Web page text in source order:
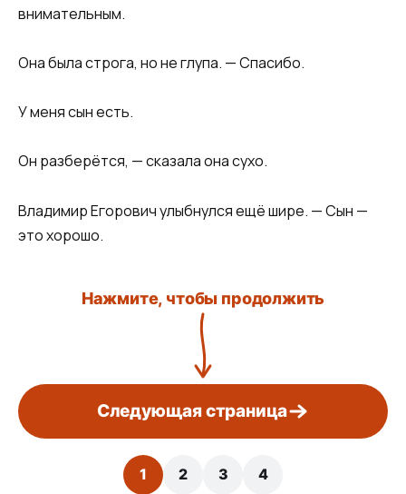
внимательным.
Она была строга, но не глупа. — Спасибо.
У меня сын есть.
Он разберётся, — сказала она сухо.
Владимир Егорович улыбнулся ещё шире. — Сын —
это хорошо.
Нажмите, чтобы продолжить
Следующая страница
1 2 3 4